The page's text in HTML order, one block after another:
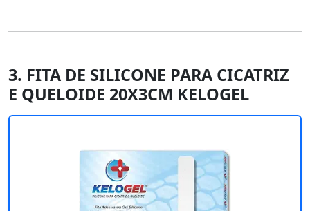
3. FITA DE SILICONE PARA CICATRIZ
E QUELOIDE 20X3CM KELOGEL